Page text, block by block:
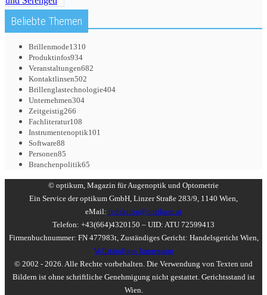
Beliebte Themen
Brillenmode1310
Produktinfos934
Veranstaltungen682
Kontaktlinsen502
Brillenglastechnologie404
Unternehmen304
Zeitgeistig266
Fachliteratur108
Instrumentenoptik101
Software88
Personen85
Branchenpolitik65
© optikum, Magazin für Augenoptik und Optometrie
Ein Service der optikum GmbH, Linzer Straße 283/9, 1140 Wien,
eMail: redaktion@optikum.at
Telefon: +43(664)4320150 – UID: ATU 72599413
Firmenbuchnummer: FN 477983t, Zuständiges Gericht: Handelsgericht Wien,
Vollständiges Impressum
© 2002 - 2026. Alle Rechte vorbehalten. Die Verwendung von Texten und
Bildern ist ohne schriftliche Genehmigung nicht gestattet. Gerichtsstand ist
Wien.